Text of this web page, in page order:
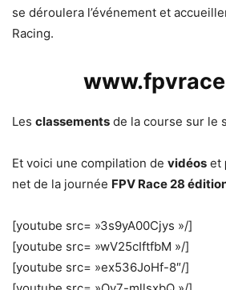
se déroulera l’événement et
Racing.
Les classements de la course sur le
Et voici une compilation de vidéos et
net de la journée FPV Race 28
[youtube src= »3s9yA00Cjys »/]
[youtube src= »wV25cIftfbM »/]
[youtube src= »ex536JoHf-8″/]